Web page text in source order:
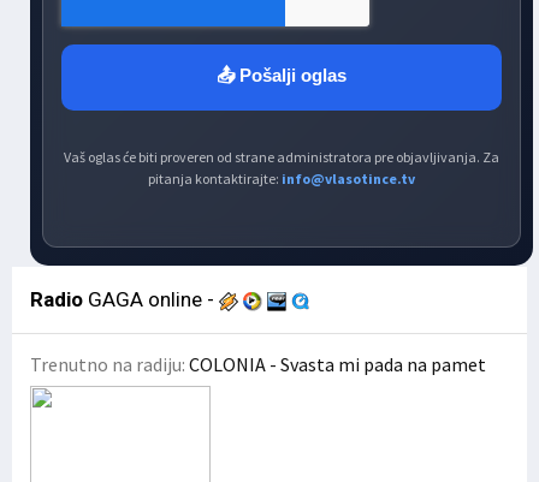
📤 Pošalji oglas
Vaš oglas će biti proveren od strane administratora pre objavljivanja. Za
pitanja kontaktirajte: info@vlasotince.tv
Radio GAGA online -
Trenutno na radiju: COLONIA - Svasta mi pada na pamet